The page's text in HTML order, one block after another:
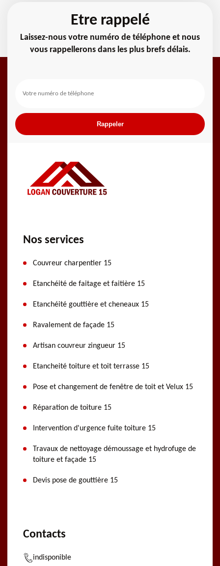
Etre rappelé
Laissez-nous votre numéro de téléphone et nous
vous rappellerons dans les plus brefs délais.
Nos services
Couvreur charpentier 15
Etanchéité de faitage et faitière 15
Etanchéité gouttière et cheneaux 15
Ravalement de façade 15
Artisan couvreur zingueur 15
Etancheité toiture et toit terrasse 15
Pose et changement de fenêtre de toit et Velux 15
Réparation de toiture 15
Intervention d'urgence fuite toiture 15
Travaux de nettoyage démoussage et hydrofuge de
toiture et façade 15
Devis pose de gouttière 15
Contacts
indisponible